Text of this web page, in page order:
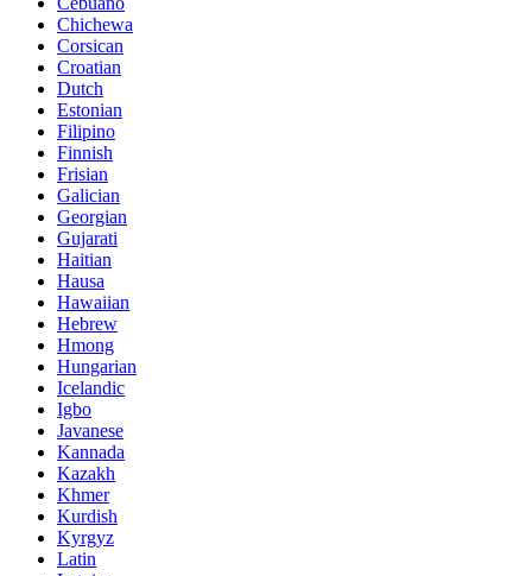
Chichewa
Corsican
Croatian
Dutch
Estonian
Filipino
Finnish
Frisian
Galician
Georgian
Gujarati
Haitian
Hausa
Hawaiian
Hebrew
Hmong
Hungarian
Icelandic
Igbo
Javanese
Kannada
Kazakh
Khmer
Kurdish
Kyrgyz
Latin